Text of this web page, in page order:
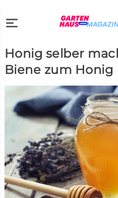
Honig selber
Biene zum Honig